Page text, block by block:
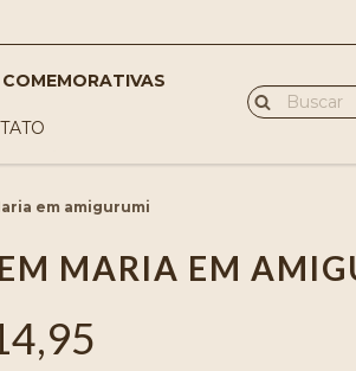
em amigurumi
MARIA EM